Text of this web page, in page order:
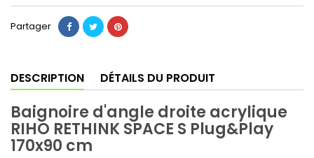
Partager
DESCRIPTION DÉTAILS DU PRODUIT
Baignoire d'angle droite acrylique
RIHO RETHINK SPACE S Plug&Play
170x90 cm